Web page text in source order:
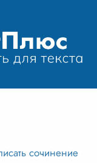
сочинение